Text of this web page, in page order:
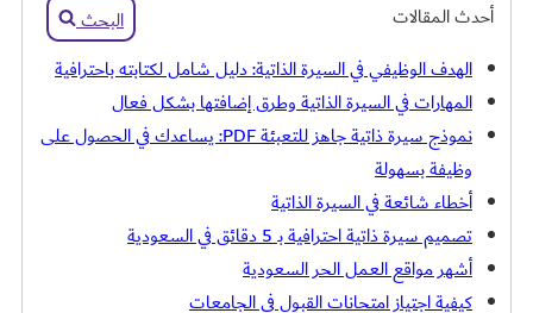
البحث
أحدث المقالات
الهدف الوظيفي في السيرة الذاتية: دليل شامل لكتابته باحترافية
المهارات في السيرة الذاتية وطرق إضافتها بشكل فعال
نموذج سيرة ذاتية جاهز للتعبئة PDF: يساعدك في الحصول على
وظيفة بسهولة
أخطاء شائعة في السيرة الذاتية
تصميم سيرة ذاتية احترافية بـ 5 دقائق في السعودية
أشهر مواقع العمل الحر السعودية
كيفية اجتياز امتحانات القبول في الجامعات